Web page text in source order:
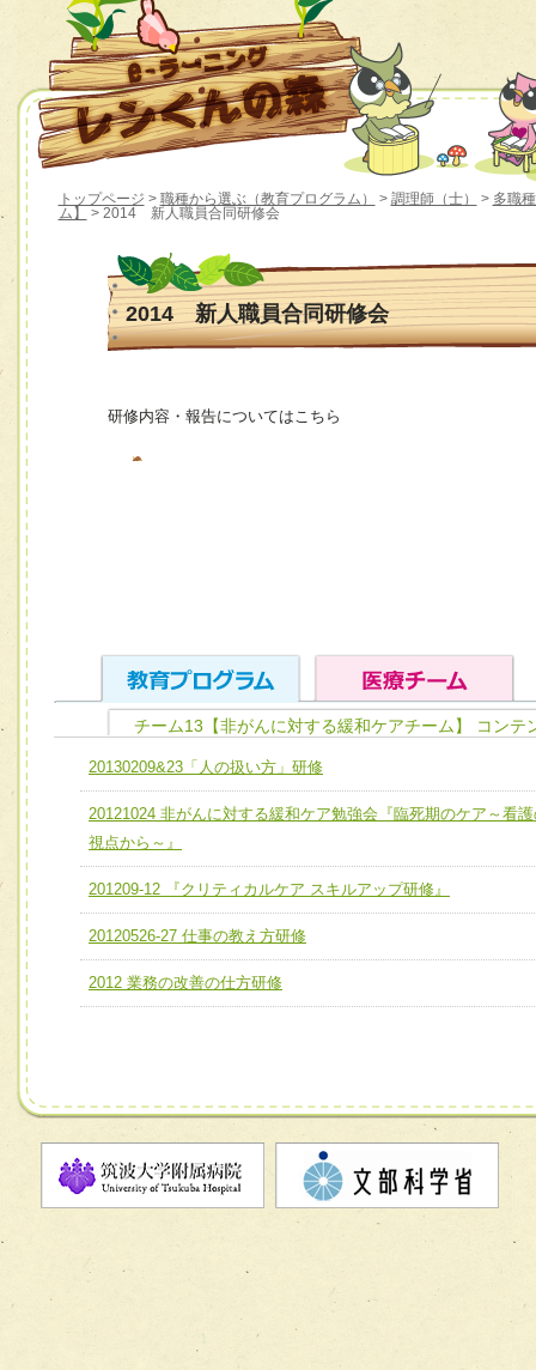
トップページ > 職種から選ぶ（教育プログラム） > 調理師（士） > 多職
ム】
> 2014 新人職員合同研修会
2014 新人職員合同研修会
研修内容・報告についてはこちら
ユニット１ 医療人としての基礎能力
全人的医療を実践する医療人として、必要な基礎能力を身
ける
必要に応じて柔軟に医療チームを組織し、強調できる
ユニット３ 多職種連携力
他職種の視点とスキルを学び、相互理解と連携を深める
チーム01【病院内横断的問題解決チーム】
チーム02【地域医療連携推進による高度医療を必要とする
宅患者等支援チーム】
チーム05【せん妄対策チーム】
チーム08【地域関係機関と連携した小児リハビリテーショ
チーム09【術前から始める周術期リハビリテーションチー
チーム11【摂食・嚥下サポートチーム】
チーム13【非がんに対する緩和ケアチーム】 コンテ
20130209&23「人の扱い方」研修
20121024 非がんに対する緩和ケア勉強会『臨死期のケア～看
視点から～』
201209-12 『クリティカルケア スキルアップ研修』
20120526-27 仕事の教え方研修
2012 業務の改善の仕方研修